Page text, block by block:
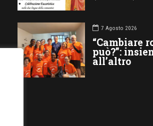
7 Agosto 2026
“Cambiare
può?”:
all’altro